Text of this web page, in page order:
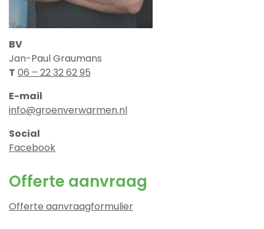
BV
Jan-Paul Graumans
T 06 – 22 32 62 95
E-mail
info@groenverwarmen.nl
Social
Facebook
Offerte aanvraag
Offerte aanvraagformulier